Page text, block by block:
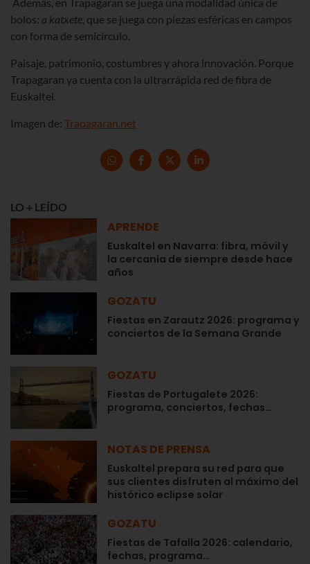
bolos: a katxete, que se juega con piezas esféricas en campos
con forma de semicírculo.
Paisaje, patrimonio, costumbres y ahora innovación. Porque
Trapagaran ya cuenta con la ultrarrápida red de fibra de
Euskaltel.
Imagen de: Trapagaran.net
LO + LEÍDO
APRENDE
Euskaltel en Navarra: fibra, móvil y
la cercanía de siempre desde hace
años
GOZATU
Fiestas en Zarautz 2026: programa y
conciertos de la Semana Grande
GOZATU
Fiestas de Portugalete 2026:
programa, conciertos, fechas…
NOTAS DE PRENSA
Euskaltel prepara su red para que
sus clientes disfruten al máximo del
histórico eclipse solar
GOZATU
Fiestas de Tafalla 2026: calendario,
fechas, programa…